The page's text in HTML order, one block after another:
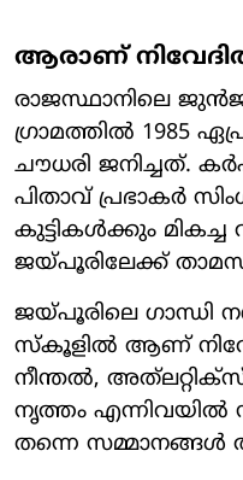
ആരാണ്
രാജസ്ഥാനിലെ
ഗ്രാമത്തിൽ 1985
ചൗധരി ജനിച്ചത്.
പിതാവ് പ്രഭാകർ
കുട്ടികൾക്കും മികച്ച
ജയ്പൂരിലേക്ക് താമസം
ജയ്പൂരിലെ ഗാന്ധി
സ്കൂളിൽ ആണ്
നീന്തൽ,
നൃത്തം എന്നിവയിൽ
തന്നെ സമ്മാനങ്ങൾ